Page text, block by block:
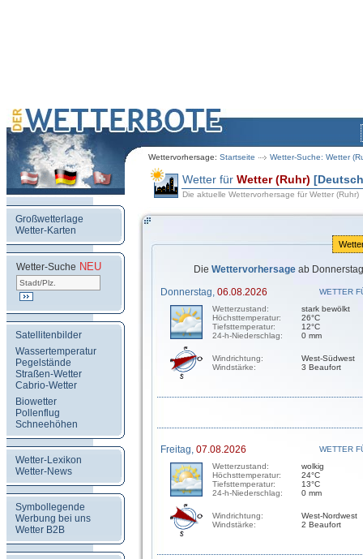
Wettervorhersage: Startseite Wetter-Suche: Wetter
Großwetterlage
Wetter-Karten
Wetter-Suche NEU
Satellitenbilder
Wassertemperatur
Pegelstände
Straßen-Wetter
Cabrio-Wetter
Biowetter
Pollenflug
Schneehöhen
Wetter-Lexikon
Wetter-News
Symbollegende
Werbung bei uns
Wetter B2B
Wetter für Wetter (Ruhr)
Die aktuelle Wettervorhersage für Wetter (Ruhr)
Die Wettervorhersage ab
Donnerstag, 06.08.2026
WETTER
Wetterzustand:
Höchsttemperatur:
Tiefsttemperatur:
24-h-Niederschlag:
stark bewölkt
26°C
12°C
0 mm
Windrichtung:
Windstärke:
West-Südwest
3 Beaufort
Freitag, 07.08.2026
WETTER
Wetterzustand:
Höchsttemperatur:
Tiefsttemperatur:
24-h-Niederschlag:
wolkig
24°C
13°C
0 mm
Windrichtung:
Windstärke:
West-Nordwest
2 Beaufort